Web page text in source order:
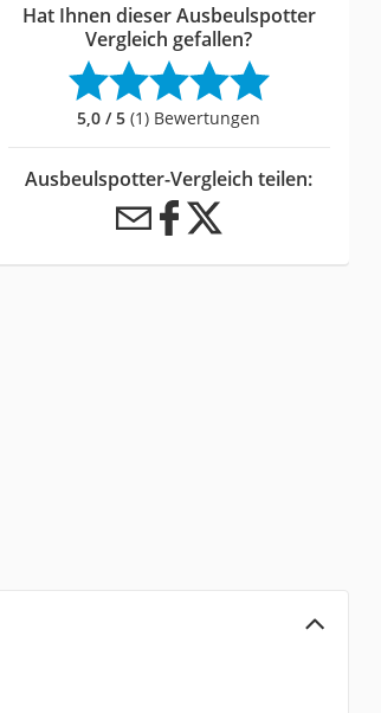
Hat Ihnen dieser Ausbeulspotter
Vergleich gefallen?
5,0 / 5 (1) Bewertungen
Ausbeulspotter-Vergleich teilen: